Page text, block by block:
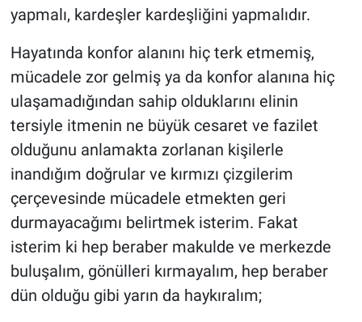
yapmalı, kardeşler kardeşliğini yapmalıdır.
Hayatında konfor alanını hiç terk etmemiş,
mücadele zor gelmiş ya da konfor alanına hiç
ulaşamadığından sahip olduklarını elinin
tersiyle itmenin ne büyük cesaret ve fazilet
olduğunu anlamakta zorlanan kişilerle
inandığım doğrular ve kırmızı çizgilerim
çerçevesinde mücadele etmekten geri
durmayacağımı belirtmek isterim. Fakat
isterim ki hep beraber makulde ve merkezde
buluşalım, gönülleri kırmayalım, hep beraber
dün olduğu gibi yarın da haykıralım;